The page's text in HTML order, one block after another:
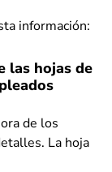
información:
las hojas de
de los
La hoja